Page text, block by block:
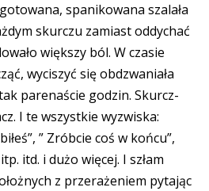
spanikowana szalała
skurczu zamiast oddychać
większy ból. W czasie
wyciszyć się obdzwaniała
parenaście godzin. Skurcz-
I te wszystkie wyzwiska:
” Zróbcie coś w końcu”,
itd. i dużo więcej. I szłam
z przerażeniem pytając